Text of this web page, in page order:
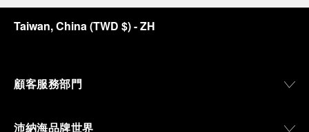
Taiwan, China(TWD $)- ZH
顧客服務部門
沛納海品牌世界